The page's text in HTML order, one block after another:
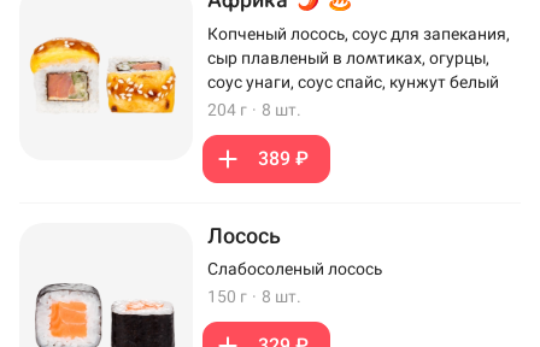
Копченый лосось, соус для запекания,
сыр плавленый в ломтиках, огурцы,
соус унаги, соус спайс, кунжут белый
204 г · 8 шт.
389 ₽
Лосось
Слабосоленый лосось
150 г · 8 шт.